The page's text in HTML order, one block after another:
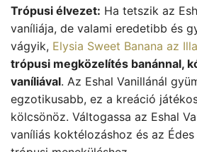
Trópusi élvezet: Ha tetszik az
vaníliája, de valami eredetibb és
vágyik, Elysia Sweet Banana az
trópusi megközelítés banánnal,
vaníliával. Az Eshal Vanillánál
egzotikusabb, ez a kreáció
kölcsönöz. Váltogassa az Eshal
vaníliás koktélozáshoz és az